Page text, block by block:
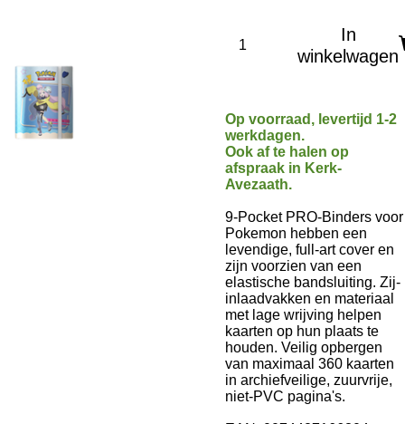
In
winkelwagen
Op voorraad, levertijd 1-2
werkdagen.
Ook af te halen op
afspraak in Kerk-
Avezaath.
9-Pocket PRO-Binders voor
Pokemon hebben een
levendige, full-art cover en
zijn voorzien van een
elastische bandsluiting. Zij-
inlaadvakken en materiaal
met lage wrijving helpen
kaarten op hun plaats te
houden. Veilig opbergen
van maximaal 360 kaarten
in archiefveilige, zuurvrije,
niet-PVC pagina's.